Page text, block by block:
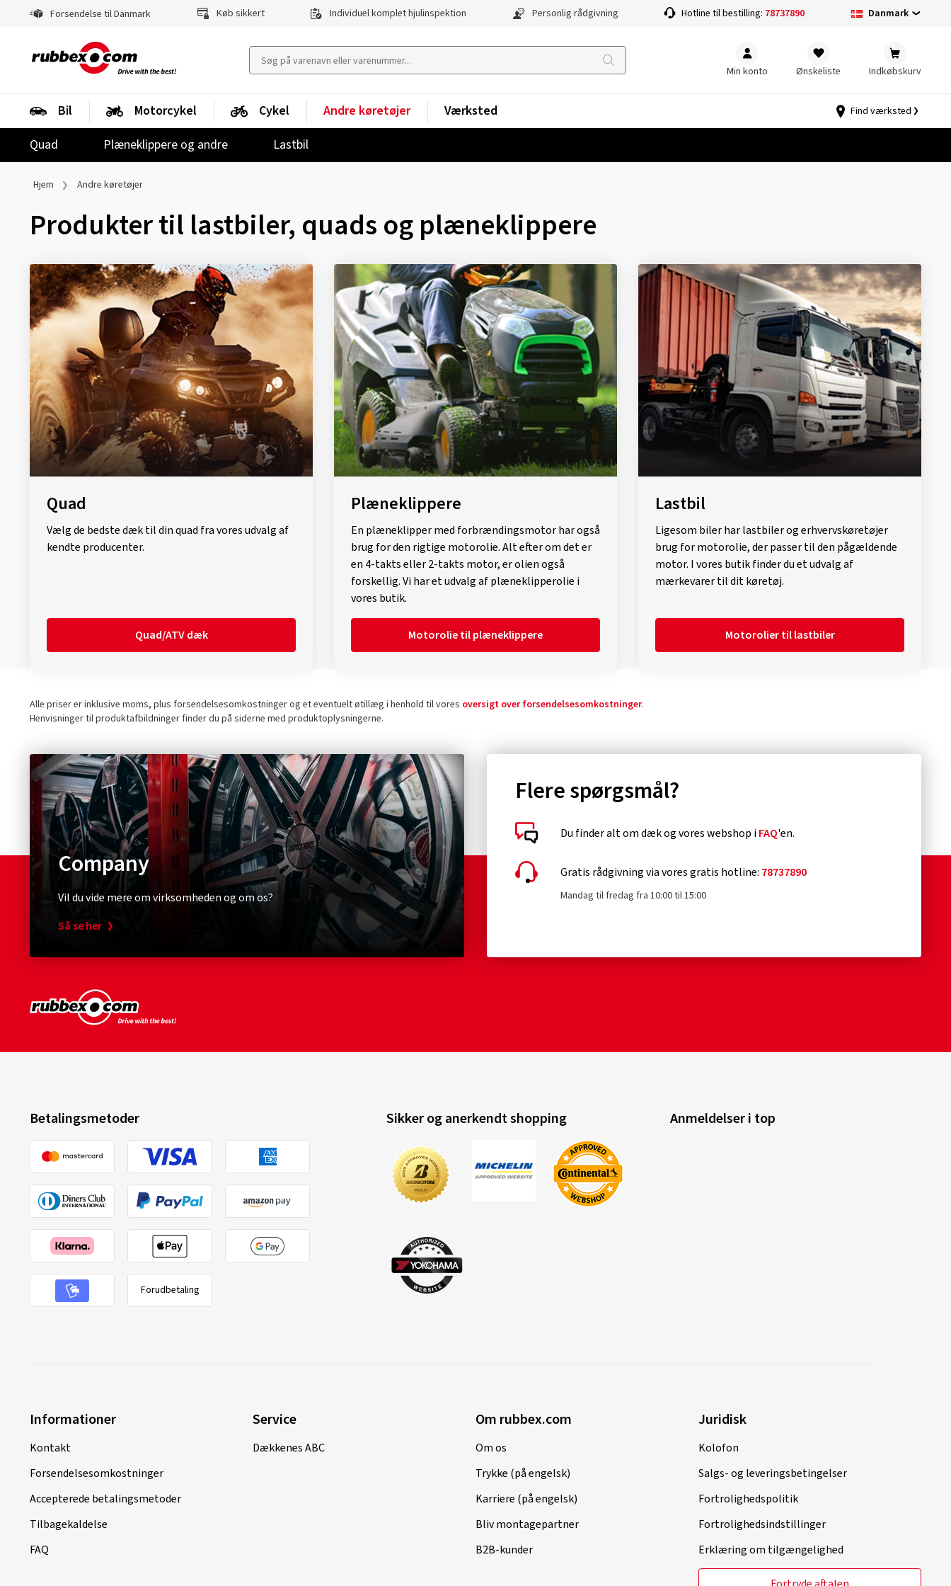
Forsendelse til Danmark Køb sikkert Individuel komplet hjulinspektion Personlig rådgivning Hotline til bestilling: 78737890 Danmark
Min konto Ønskeliste Indkøbskurv
Bil Motorcykel Cykel
Andre køretøjer
Quad
Plæneklippere og andre Lastbil
Værksted Find værksted
Hjem Andre køretøjer
Produkter til lastbiler, quads og plæneklippere
Quad
Vælg de bedste dæk til din quad fra vores udvalg af
kendte producenter.
Quad/ATV dæk
Plæneklippere
En plæneklipper med forbrændingsmotor har også
brug for den rigtige motorolie. Alt efter om det er
en 4-takts eller 2-takts motor, er olien også
forskellig. Vi har et udvalg af plæneklipperolie i
vores butik.
Motorolie til plæneklippere
Lastbil
Ligesom biler har lastbiler og erhvervskøretøjer
brug for motorolie, der passer til den pågældende
motor. I vores butik finder du et udvalg af
mærkevarer til dit køretøj.
Motorolier til lastbiler
Alle priser er inklusive moms, plus forsendelsesomkostninger og et eventuelt øtillæg i henhold til vores oversigt over forsendelsesomkostninger.
Henvisninger til produktafbildninger finder du på siderne med produktoplysningerne.
Company
Vil du vide mere om virksomheden og om os?
Så se her
Flere spørgsmål?
Du finder alt om dæk og vores webshop iFAQ'en.
Gratis rådgivning via vores gratis hotline: 78737890
Mandag til fredag fra 10:00 til 15:00
Betalingsmetoder
Forudbetaling
Sikker og anerkendt shopping Anmeldelser i top
Informationer
Kontakt
Forsendelsesomkostninger
Accepterede betalingsmetoder
Tilbagekaldelse
FAQ
Service
Dækkenes ABC
Om rubbex.com
Om os
Trykke (på engelsk)
Karriere (på engelsk)
Bliv montagepartner
B2B-kunder
Juridisk
Kolofon
Salgs- og leveringsbetingelser
Fortrolighedspolitik
Fortrolighedsindstillinger
Erklæring om tilgængelighed